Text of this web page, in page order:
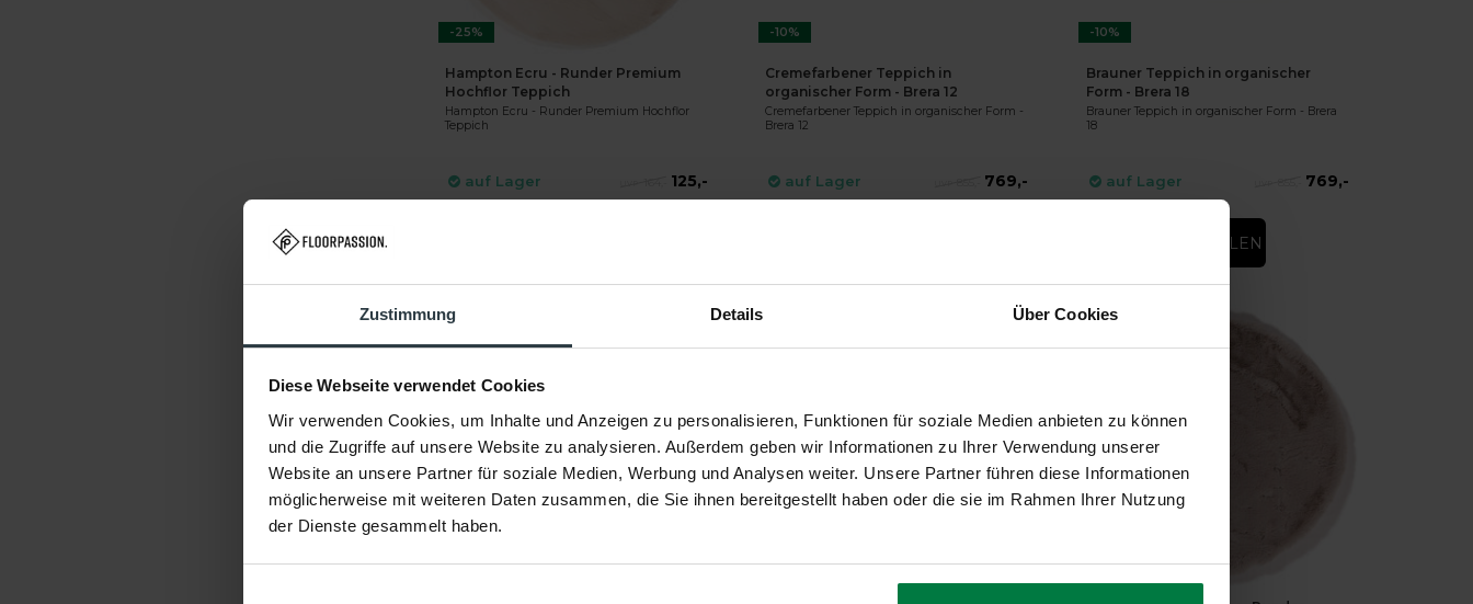
Zustimmung Details Über Cookies
Diese Webseite verwendet Cookies
Wir verwenden Cookies, um Inhalte und Anzeigen zu personalisieren, Funktionen für soziale Medien anbieten zu können
und die Zugriffe auf unsere Website zu analysieren. Außerdem geben wir Informationen zu Ihrer Verwendung unserer
Website an unsere Partner für soziale Medien, Werbung und Analysen weiter. Unsere Partner führen diese Informationen
möglicherweise mit weiteren Daten zusammen, die Sie ihnen bereitgestellt haben oder die sie im Rahmen Ihrer Nutzung
der Dienste gesammelt haben.
-25%
Hampton Ecru - Runder Premium
Hochflor Teppich
Hampton Ecru - Runder Premium Hochflor
Teppich
auf Lager 125,-
-10%
Cremefarbener Teppich in
organischer Form - Brera 12
Cremefarbener Teppich in organischer Form -
Brera 12
auf Lager 769,-
-10%
Brauner Teppich in organischer
Form - Brera 18
Brauner Teppich in organischer Form - Brera
18
auf Lager 769,-
DIREKT BESTELLEN
-10% -36% -34%